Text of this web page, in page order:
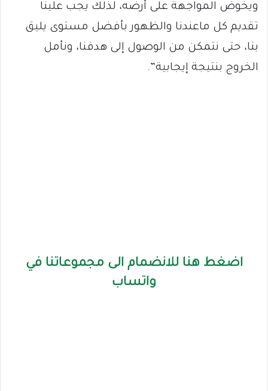
ويخوض المواجهة على أرضه، لذلك يجب علينا
تقديم كل ماعندنا والظهور بأفضل مستوى يليق
بنا، حتى نتمكن من الوصول إلى هدفنا، ونأمل
الخروج بنتيجة إيجابية”.
اضغط هنا للانضمام الى مجموعاتنا في
واتساب